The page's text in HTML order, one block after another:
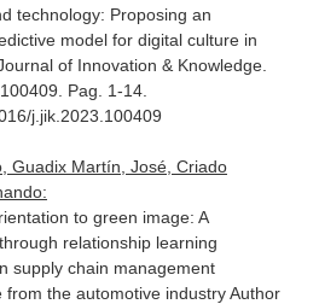
technology: Proposing an
model for digital culture in
of Innovation & Knowledge.
Pag. 1-14.
j.jik.2023.100409
Guadix Martín, José, Criado
to green image: A
relationship learning
supply chain management
from the automotive industry Author